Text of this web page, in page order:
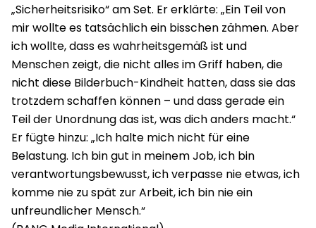
„Sicherheitsrisiko“ am Set. Er erklärte: „Ein Teil von
mir wollte es tatsächlich ein bisschen zähmen. Aber
ich wollte, dass es wahrheitsgemäß ist und
Menschen zeigt, die nicht alles im Griff haben, die
nicht diese Bilderbuch-Kindheit hatten, dass sie das
trotzdem schaffen können – und dass gerade ein
Teil der Unordnung das ist, was dich anders macht.“
Er fügte hinzu: „Ich halte mich nicht für eine
Belastung. Ich bin gut in meinem Job, ich bin
verantwortungsbewusst, ich verpasse nie etwas, ich
komme nie zu spät zur Arbeit, ich bin nie ein
unfreundlicher Mensch.“